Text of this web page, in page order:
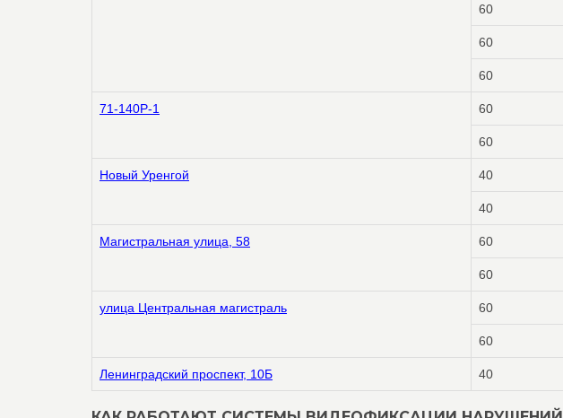
60
60
60
71-140Р-1 60
60
Новый Уренгой 40
40
Магистральная улица, 58 60
60
улица Центральная магистраль 60
60
Ленинградский проспект, 10Б 40